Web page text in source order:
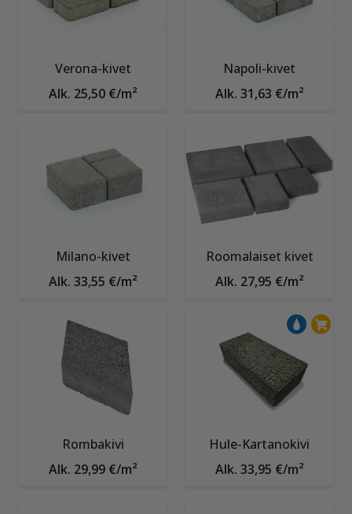
Verona-kivet
Alk. 25,50 €/m²
Napoli-kivet
Alk. 31,63 €/m²
Milano-kivet
Alk. 33,55 €/m²
Roomalaiset kivet
Alk. 27,95 €/m²
Rombakivi
Alk. 29,99 €/m²
Hule-Kartanokivi
Alk. 33,95 €/m²